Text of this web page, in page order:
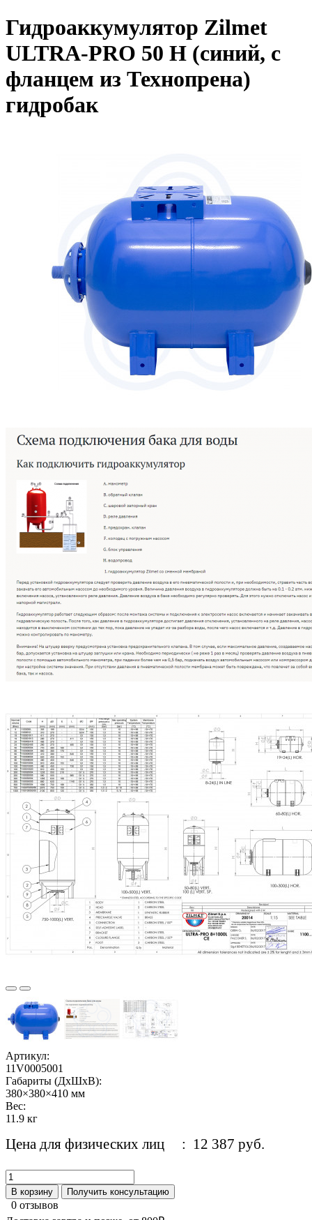
Гидроаккумулятор Zilmet
ULTRA-PRO 50 H (синий, с
фланцем из Технопрена)
гидробак
Артикул:
11V0005001
Габариты (ДхШхВ):
380×380×410 мм
Вес:
11.9 кг
Цена для физических лиц : 12 387 руб.
В корзину Получить консультацию
0 отзывов